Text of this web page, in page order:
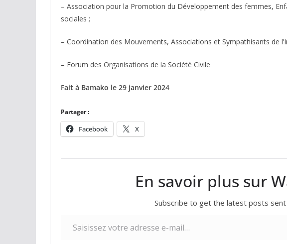
– Association pour la Promotion du Développement des femmes,
sociales ;
– Coordination des Mouvements, Associations et Sympathisants de
– Forum des Organisations de la Société Civile
Fait à Bamako le 29 janvier 2024
Partager :
Facebook X
En savoir plus sur
Subscribe to get the latest posts sent